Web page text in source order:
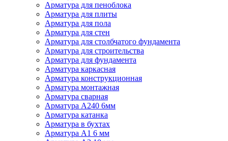
Арматура для пеноблока
Арматура для плиты
Арматура для пола
Арматура для стен
Арматура для столбчатого фундамента
Арматура для строительства
Арматура для фундамента
Арматура каркасная
Арматура конструкционная
Арматура монтажная
Арматура сварная
Арматура А240 6мм
Арматура катанка
Арматура в бухтах
Арматура А1 6 мм